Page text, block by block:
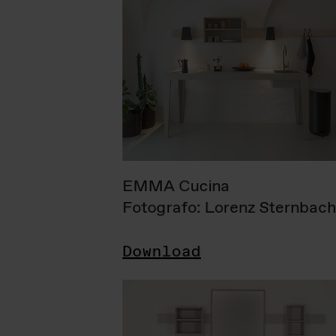
EMMA Cucina
Fotografo: Lorenz Sternbach
Download